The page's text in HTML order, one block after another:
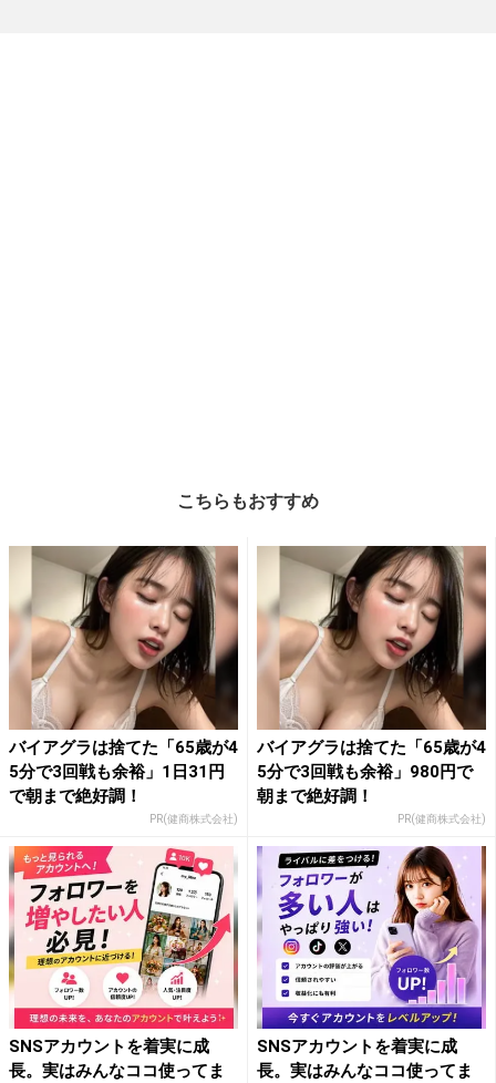
こちらもおすすめ
バイアグラは捨てた「65歳が4
5分で3回戦も余裕」1日31円
で朝まで絶好調！
PR(健商株式会社)
バイアグラは捨てた「65歳が4
5分で3回戦も余裕」980円で
朝まで絶好調！
PR(健商株式会社)
SNSアカウントを着実に成
長。実はみんなココ使ってま
SNSアカウントを着実に成
長。実はみんなココ使ってま